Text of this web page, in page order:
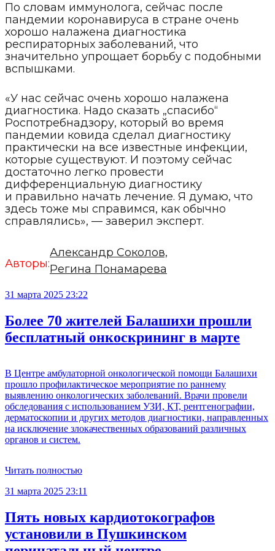
По словам иммунолога, сейчас после
пандемии коронавируса в стране очень
хорошо налажена диагностика
респираторных заболеваний, что
значительно упрощает борьбу с подобными
вспышками.
«У нас сейчас очень хорошо налажена
диагностика. Надо сказать „спасибо“
Роспотребнадзору, который во время
пандемии ковида сделал диагностику
практически на все известные инфекции,
которые существуют. И поэтому сейчас
достаточно легко провести
дифференциальную диагностику
и правильно начать лечение. Я думаю, что
здесь тоже мы справимся, как обычно
справлялись», — заверил эксперт.
Авторы:
Александр Соколов,
Регина Понамарева
31 марта 2025 23:22
Более 70 жителей Балашихи прошли
бесплатный онкоскрининг в марте
В Центре амбулаторной онкологической помощи Балашихи
прошло профилактическое мероприятие по раннему
выявлению онкологических заболеваний. Врачи провели
обследования с использованием УЗИ, КТ, рентгенографии,
дерматоскопии и других методов диагностики, направленных
на исключение злокачественных образований различных
органов и систем.
Читать полностью
31 марта 2025 23:11
Пять новых кардиотокографов
установили в Пушкинском